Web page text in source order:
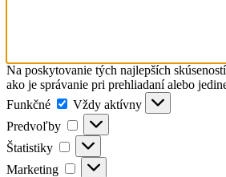
Na poskytovanie tých najlepších
ako je správanie pri prehliadaní alebo
Funkčné
Funkčné
Vždy aktívny
Predvoľby
Predvoľby
Štatistiky Štatistiky
Marketing Marketing